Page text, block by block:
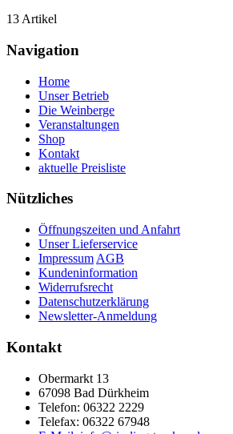
13 Artikel
Navigation
Home
Unser Betrieb
Die Weinberge
Veranstaltungen
Shop
Kontakt
aktuelle Preisliste
Nützliches
Öffnungszeiten und Anfahrt
Unser Lieferservice
Impressum AGB
Kundeninformation
Widerrufsrecht
Datenschutzerklärung
Newsletter-Anmeldung
Kontakt
Obermarkt 13
67098 Bad Dürkheim
Telefon: 06322 2229
Telefax: 06322 67948